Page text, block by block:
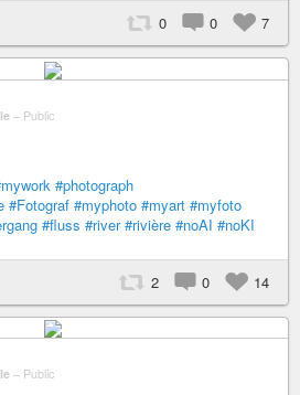
0 0 7
– Public
#photograph
#Fotograf #myphoto #myart #myfoto
#fluss #river #rivière #noAI #noKI
2 0 14
– Public